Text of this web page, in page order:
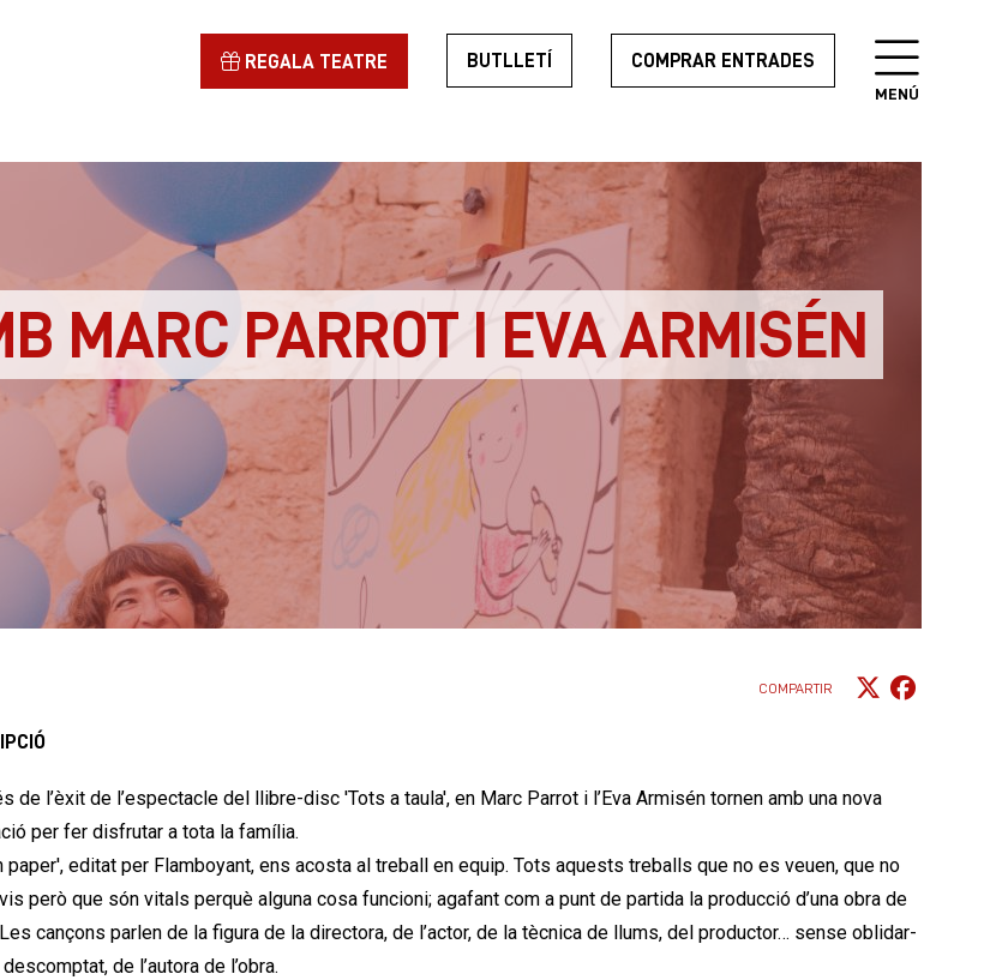
MENÚ
COMPRAR ENTRADES
BUTLLETÍ
REGALA TEATRE
MARC PARROT I EVA ARMISÉN
COMPARTIR
de l’èxit de l’espectacle del llibre-disc 'Tots a taula', en Marc Parrot i l’Eva Armisén tornen amb una nova
per fer disfrutar a tota la família.
paper', editat per Flamboyant, ens acosta al treball en equip. Tots aquests treballs que no es veuen, que no
però que són vitals perquè alguna cosa funcioni; agafant com a punt de partida la producció d’una obra de
cançons parlen de la figura de la directora, de l’actor, de la tècnica de llums, del productor… sense oblidar-
de l’autora de l’obra.